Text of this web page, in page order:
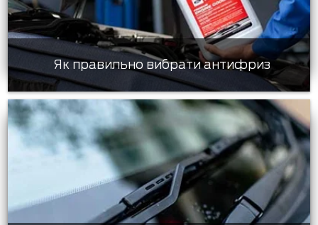
Як правильно вибрати антифриз